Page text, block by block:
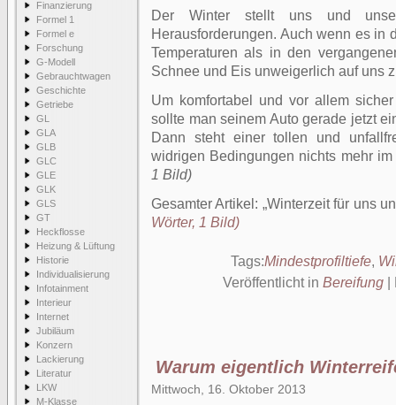
Finanzierung
Formel 1
Formel e
Forschung
G-Modell
Gebrauchtwagen
Geschichte
Getriebe
GL
GLA
GLB
GLC
GLE
GLK
GLS
GT
Heckflosse
Heizung & Lüftung
Historie
Individualisierung
Infotainment
Interieur
Internet
Jubiläum
Konzern
Lackierung
Literatur
LKW
M-Klasse
Der Winter stellt uns und
Herausforderungen. Auch wenn es in
Temperaturen als in den
Schnee und Eis unweigerlich auf uns
Um komfortabel und vor allem
sollte man seinem Auto gerade jetzt
Dann steht einer tollen und
widrigen Bedingungen nichts mehr
1 Bild)
Gesamter Artikel:
Winterzeit für uns
Wörter, 1 Bild)
Tags:Mindestprofiltiefe,
Veröffentlicht in Bereifung
Warum eigentlich
Mittwoch, 16. Oktober 2013